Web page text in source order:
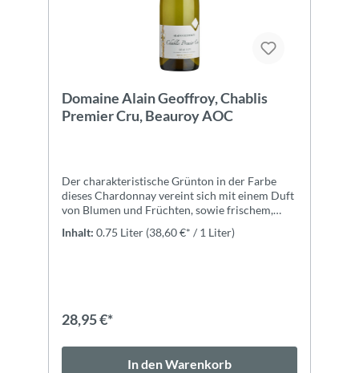
Domaine Alain Geoffroy, Chablis
Premier Cru, Beauroy AOC
Der charakteristische Grünton in der Farbe
dieses Chardonnay vereint sich mit einem Duft
von Blumen und Früchten, sowie frischem,
Inhalt: 0.75 Liter (38,60 €* / 1 Liter)
28,95 €*
In den Warenkorb